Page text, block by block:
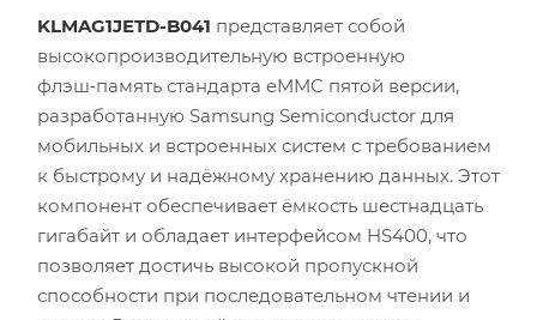
KLMAG1JETD-B041 представляет собой
высокопроизводительную встроенную
флэш‑память стандарта eMMC пятой версии,
разработанную Samsung Semiconductor для
мобильных и встроенных систем с требованием
к быстрому и надёжному хранению данных. Этот
компонент обеспечивает ёмкость шестнадцать
гигабайт и обладает интерфейсом HS400, что
позволяет достичь высокой пропускной
способности при последовательном чтении и